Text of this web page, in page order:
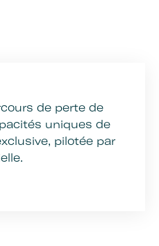
de perte de
uniques de
pilotée par